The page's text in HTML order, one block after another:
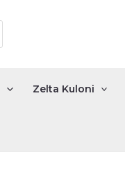
Zelta Kuloni